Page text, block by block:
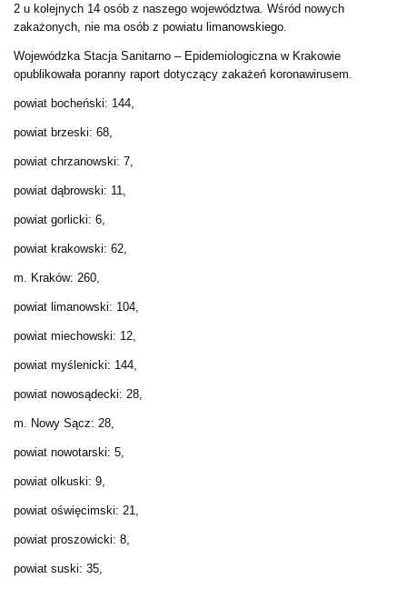
2 u kolejnych 14 osób z naszego województwa. Wśród nowych
zakażonych, nie ma osób z powiatu limanowskiego.
Wojewódzka Stacja Sanitarno – Epidemiologiczna w Krakowie
opublikowała poranny raport dotyczący zakażeń koronawirusem.
powiat bocheński: 144,
powiat brzeski: 68,
powiat chrzanowski: 7,
powiat dąbrowski: 11,
powiat gorlicki: 6,
powiat krakowski: 62,
m. Kraków: 260,
powiat limanowski: 104,
powiat miechowski: 12,
powiat myślenicki: 144,
powiat nowosądecki: 28,
m. Nowy Sącz: 28,
powiat nowotarski: 5,
powiat olkuski: 9,
powiat oświęcimski: 21,
powiat proszowicki: 8,
powiat suski: 35,